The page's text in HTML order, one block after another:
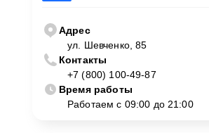
Адрес
ул. Шевченко, 85
Контакты
+7 (800) 100-49-87
Время работы
Работаем с 09:00 до 21:00